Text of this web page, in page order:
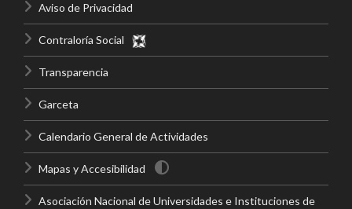
Aviso de Privacidad
Contraloría Social
Transparencia
Garceta
Calendario General de Actividades
Mapas y Accesibilidad
Asociación Nacional de Universidades e Instituciones de